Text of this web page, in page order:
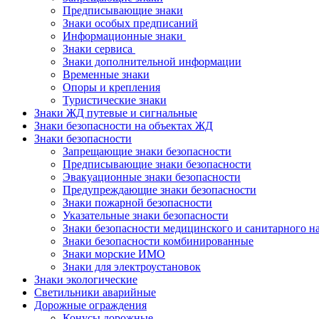
Предписывающие знаки
Знаки особых предписаний
Информационные знаки
Знаки сервиса
Знаки дополнительной информации
Временные знаки
Опоры и крепления
Туристические знаки
Знаки ЖД путевые и сигнальные
Знаки безопасности на объектах ЖД
Знаки безопасности
Запрещающие знаки безопасности
Предписывающие знаки безопасности
Эвакуационные знаки безопасности
Предупреждающие знаки безопасности
Знаки пожарной безопасности
Указательные знаки безопасности
Знаки безопасности медицинского и санитарного
Знаки безопасности комбинированные
Знаки морские ИМО
Знаки для электроустановок
Знаки экологические
Светильники аварийные
Дорожные ограждения